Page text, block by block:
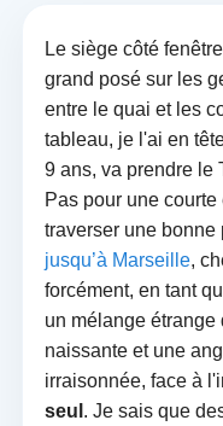
Le siège côté
grand posé sur les
entre le quai et les
tableau, je l'ai en
9 ans, va prendre le
Pas pour une
traverser une bonne
jusqu’à Marseille,
forcément, en tant
un mélange étrange
naissante et une
irraisonnée, face à
seul . Je sais que